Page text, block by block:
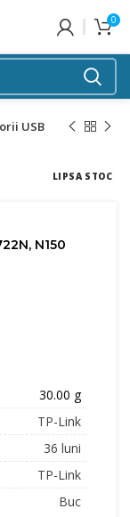
0
USB
LIPSA STOC
N150
30.00 g
TP-Link
36 luni
TP-Link
Buc